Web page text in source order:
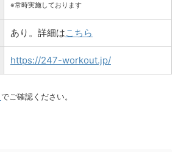
※常時実施しております
あり。詳細はこちら
https://247-workout.jp/
でご確認ください。